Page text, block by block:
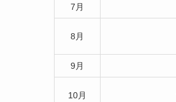
7月
8月
9月
10月